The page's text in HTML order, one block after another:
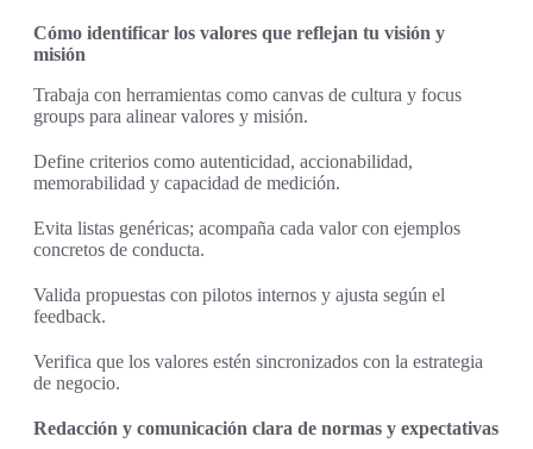
Cómo identificar los valores que reflejan tu visión y
misión
Trabaja con herramientas como canvas de cultura y focus
groups para alinear valores y misión.
Define criterios como autenticidad, accionabilidad,
memorabilidad y capacidad de medición.
Evita listas genéricas; acompaña cada valor con ejemplos
concretos de conducta.
Valida propuestas con pilotos internos y ajusta según el
feedback.
Verifica que los valores estén sincronizados con la estrategia
de negocio.
Redacción y comunicación clara de normas y expectativas